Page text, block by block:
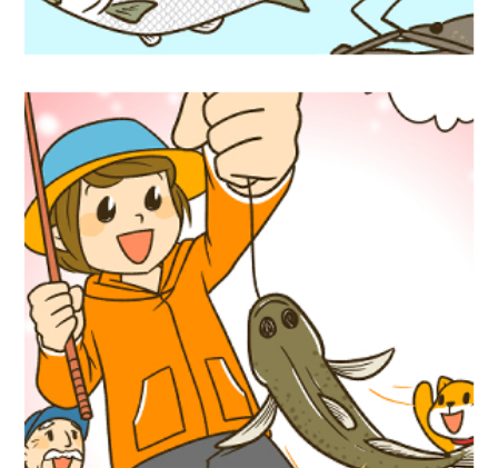
アウトドア漫画『マンガでわかる釣りのは
じめ方！』つり人社